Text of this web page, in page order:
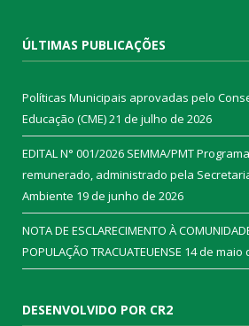
ÚLTIMAS PUBLICAÇÕES
Políticas Municipais aprovadas pelo
Educação (CME)21 de julho de 2026
EDITAL N° 001/2026 SEMMA/PMT
remunerado, administrado pela
Ambiente 19 de junho de 2026
NOTA DE ESCLARECIMENTO À
POPULAÇÃO TRACUATEUENSE 14 de maio
DESENVOLVIDO POR CR2